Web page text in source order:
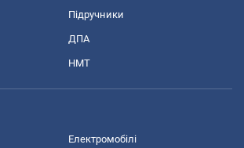
Підручники
ДПА
НМТ
Електромобілі